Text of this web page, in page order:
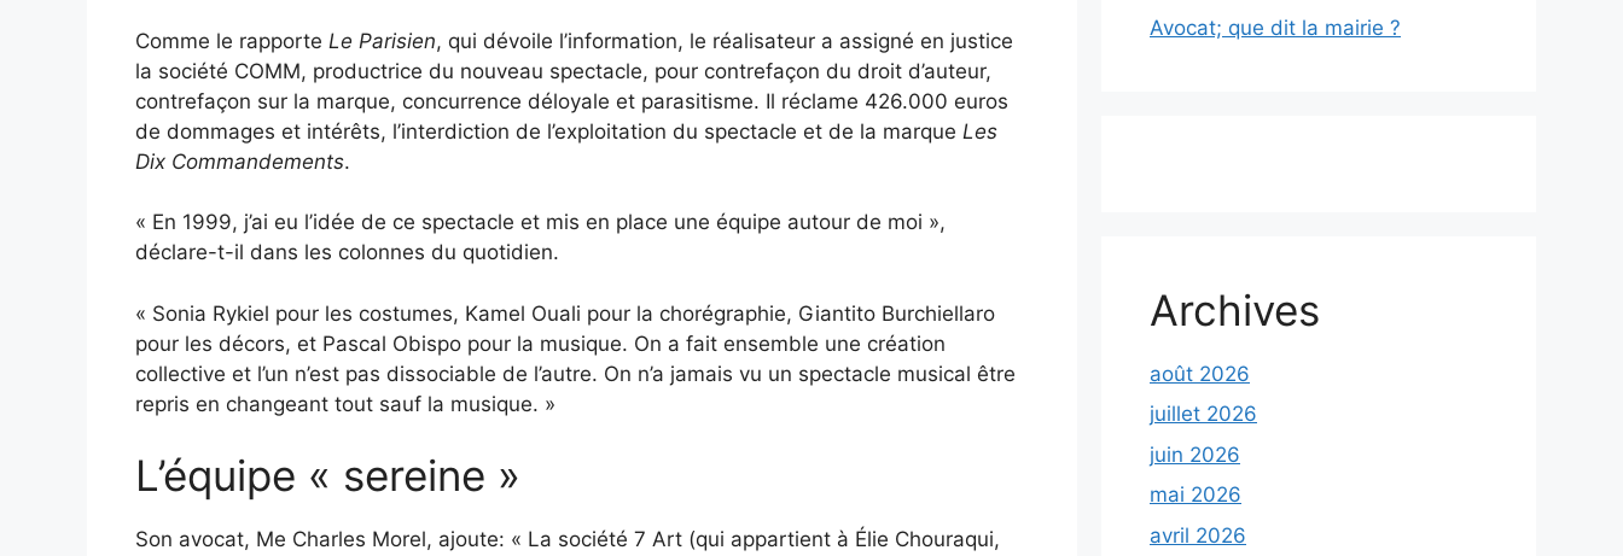
Comme le rapporte Le Parisien, qui dévoile l’information, le réalisateur a assigné en justice
la société COMM, productrice du nouveau spectacle, pour contrefaçon du droit d’auteur,
contrefaçon sur la marque, concurrence déloyale et parasitisme. Il réclame 426.000 euros
de dommages et intérêts, l’interdiction de l’exploitation du spectacle et de la marque Les
Dix Commandements.
« En 1999, j’ai eu l’idée de ce spectacle et mis en place une équipe autour de moi »,
déclare-t-il dans les colonnes du quotidien.
« Sonia Rykiel pour les costumes, Kamel Ouali pour la chorégraphie, Giantito Burchiellaro
pour les décors, et Pascal Obispo pour la musique. On a fait ensemble une création
collective et l’un n’est pas dissociable de l’autre. On n’a jamais vu un spectacle musical être
repris en changeant tout sauf la musique. »
L’équipe « sereine »
Son avocat, Me Charles Morel, ajoute: « La société 7 Art (qui appartient à Élie Chouraqui,
Avocat; que dit la mairie ?
Archives
août 2026
juillet 2026
juin 2026
mai 2026
avril 2026